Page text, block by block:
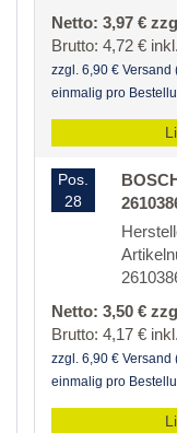
Netto: 3,97 €
Brutto: 4,72 €
zzgl. 6,90 € Versand
einmalig pro
Pos.
28
Netto: 3,50 €
Brutto: 4,17 €
zzgl. 6,90 € Versand
einmalig pro